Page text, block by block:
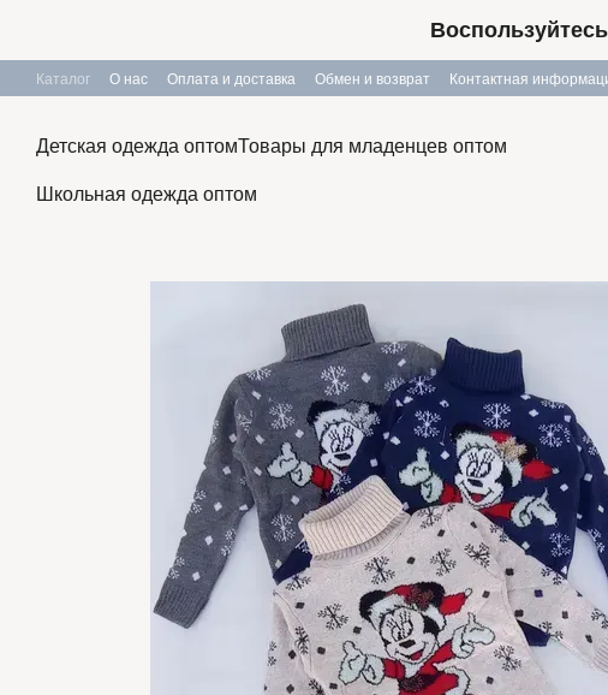
Каталог О нас Оплата и доставка Обмен и возврат Контактная
Детская одежда оптомТовары для младенцев оптом
Школьная одежда оптом